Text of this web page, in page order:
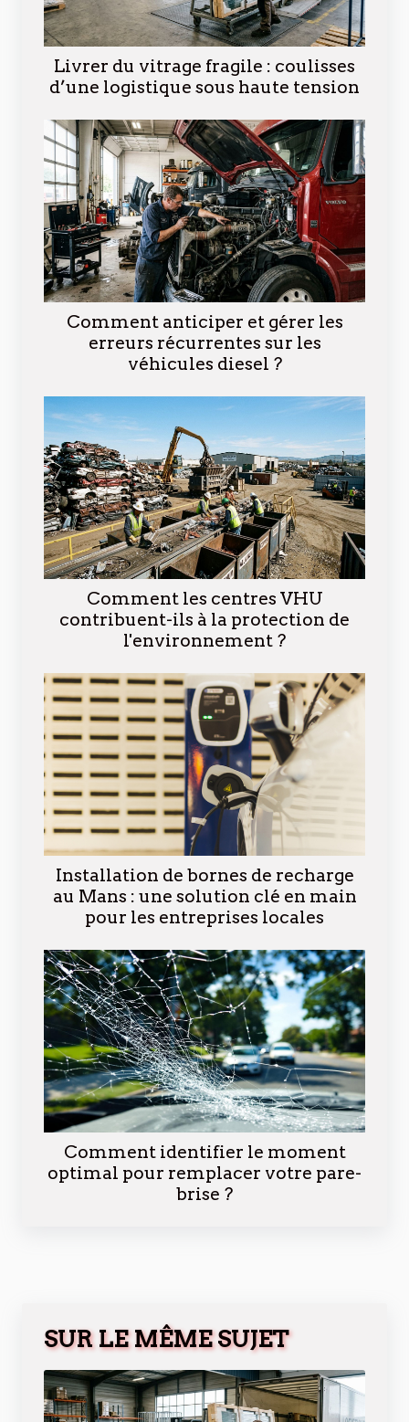
Livrer du vitrage fragile : coulisses
d’une logistique sous haute tension
Comment anticiper et gérer les
erreurs récurrentes sur les
véhicules diesel ?
Comment les centres VHU
contribuent-ils à la protection de
l'environnement ?
Installation de bornes de recharge
au Mans : une solution clé en main
pour les entreprises locales
Comment identifier le moment
optimal pour remplacer votre pare-
brise ?
SUR LE MÊME SUJET